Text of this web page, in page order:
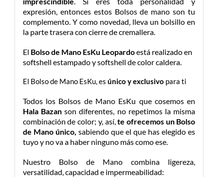
expresión, entonces estos Bolsos de mano son tu
complemento. Y como novedad, lleva un bolsillo en
la parte trasera con cierre de cremallera.
El Bolso de Mano EsKu Leopardoestá realizado en
softshell estampado y softshell de color caldera.
El Bolso de Mano EsKu, es único y exclusivo para ti
Todos los Bolsos de Mano EsKu que cosemos en
Hala Bazanson diferentes, no repetimos la misma
combinación de color; y, así,te ofrecemos un Bolso
de Mano único, sabiendo que el que has elegido es
tuyo y no va a haber ninguno más como ese.
Nuestro Bolso de Mano combina ligereza,
versatilidad, capacidad e impermeabilidad: